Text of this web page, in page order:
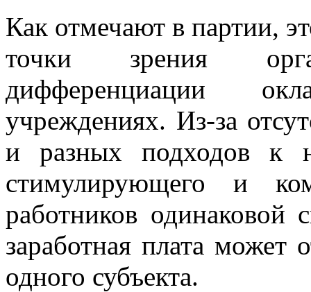
Как отмечают в партии,
точки зрения
дифференциации
учреждениях. Из-за
и разных подходов к
стимулирующего и
работников одинаковой
заработная плата может
одного субъекта.